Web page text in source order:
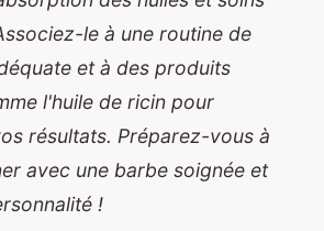
le à une routine de
et à des produits
l'huile de ricin pour
résultats. Préparez-vous à
avec une barbe soignée et
!